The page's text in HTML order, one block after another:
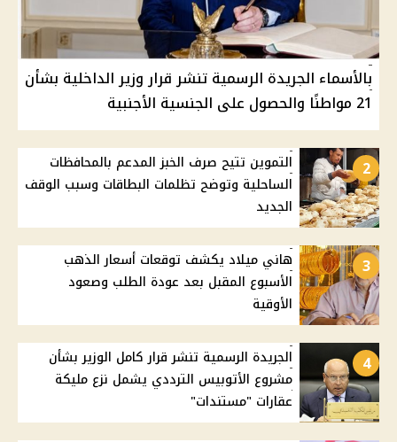
بالأسماء الجريدة الرسمية تنشر قرار وزير الداخلية بشأن
21 مواطنًا والحصول على الجنسية الأجنبية
2
التموين تتيح صرف الخبز المدعم بالمحافظات
الساحلية وتوضح تظلمات البطاقات وسبب الوقف
الجديد
3
هاني ميلاد يكشف توقعات أسعار الذهب
الأسبوع المقبل بعد عودة الطلب وصعود
الأوقية
4
الجريدة الرسمية تنشر قرار كامل الوزير بشأن
مشروع الأتوبيس الترددي يشمل نزع مليكة
عقارات "مستندات"